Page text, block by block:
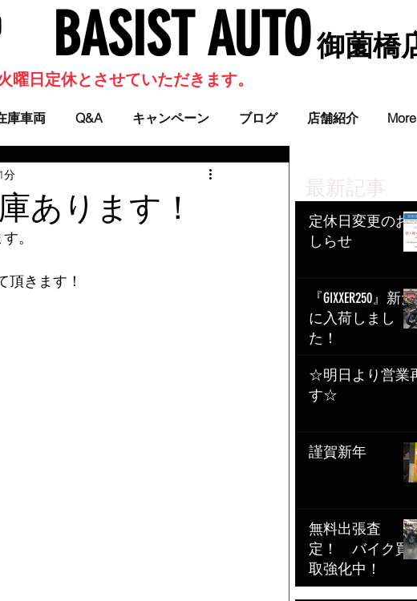
BASIST AUTO 御薗橋
庫車両 Q&A キャンペーン ブログ 店舗紹介 More
日定休とさせていただきます。
最新記事
定休日変更のお
しらせ
『GIXXER250』新た
に入荷しまし
た！
☆明日より営業
す☆
謹賀新年
無料出張査
定！ バイク買
取強化中！
あります！
分
。
頂きます！